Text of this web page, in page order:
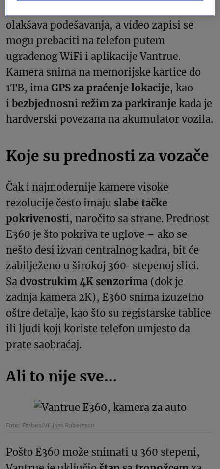
olakšava podešavanja, a video zapisi se
mogu prebaciti na telefon putem
ugrađenog WiFi i aplikacije Vantrue.
Kamera snima na memorijske kartice do
1TB, ima GPS za praćenje lokacije, kao
i bezbjednosni režim za parkiranje kada je
hardverski povezana na akumulator vozila.
Koje su prednosti za vozače
Čak i najmodernije kamere visoke
rezolucije često imaju slabe tačke
pokrivenosti, naročito sa strane. Prednost
E360 je što pokriva te uglove – ako se
nešto desi izvan centralnog kadra, bit će
zabilježeno u širokoj 360-stepenoj slici.
Sa dvostrukim 4K senzorima (dok je
zadnja kamera 2K), E360 snima izuzetno
oštre detalje, kao što su registarske tablice
ili ljudi koji koriste telefon umjesto da
prate saobraćaj.
Ali to nije sve…
Foto: Forbes/Vilijam Robertson
Pošto E360 može snimati u 360 stepeni,